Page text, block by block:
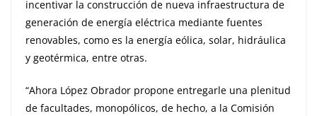
incentivar la construcción de nueva infraestructura de
generación de energía eléctrica mediante fuentes
renovables, como es la energía eólica, solar, hidráulica
y geotérmica, entre otras.
“Ahora López Obrador propone entregarle una plenitud
de facultades, monopólicos, de hecho, a la Comisión